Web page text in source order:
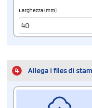
Larghezza (mm)
4 Allega i files di